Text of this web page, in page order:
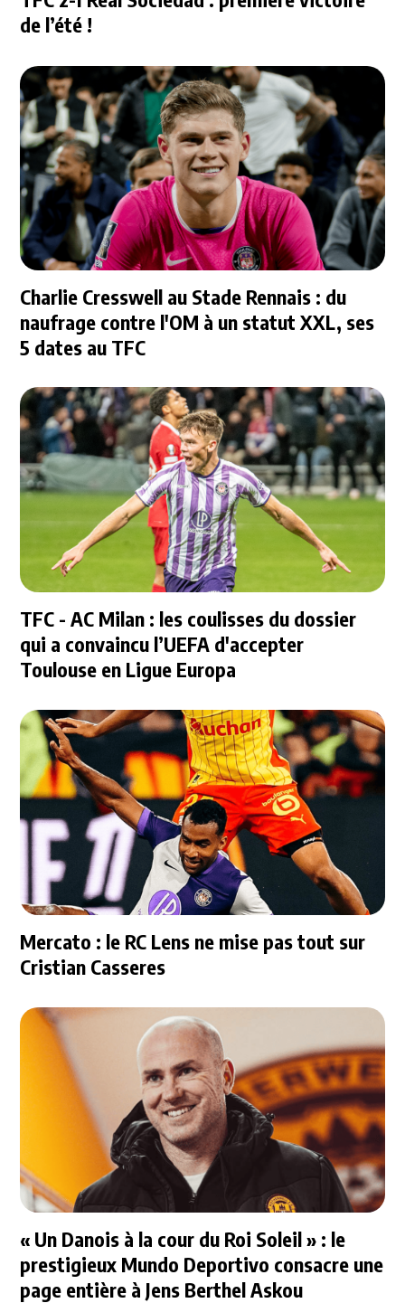
de l’été !
Charlie Cresswell au Stade Rennais : du
naufrage contre l'OM à un statut XXL, ses
5 dates au TFC
TFC - AC Milan : les coulisses du dossier
qui a convaincu l’UEFA d'accepter
Toulouse en Ligue Europa
Mercato : le RC Lens ne mise pas tout sur
Cristian Casseres
« Un Danois à la cour du Roi Soleil » : le
prestigieux Mundo Deportivo consacre une
page entière à Jens Berthel Askou